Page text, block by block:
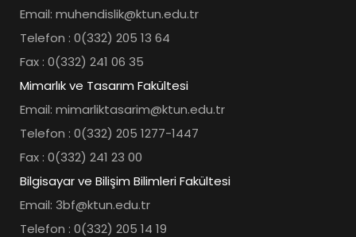
Email: muhendislik@ktun.edu.tr
Telefon : 0(332) 205 13 64
Fax : 0(332) 241 06 35
Mimarlık ve Tasarım Fakültesi
Email: mimarliktasarim@ktun.edu.tr
Telefon : 0(332) 205 1277-1447
Fax : 0(332) 241 23 00
Bilgisayar ve Bilişim Bilimleri Fakültesi
Email: 3bf@ktun.edu.tr
Telefon : 0(332) 205 14 19